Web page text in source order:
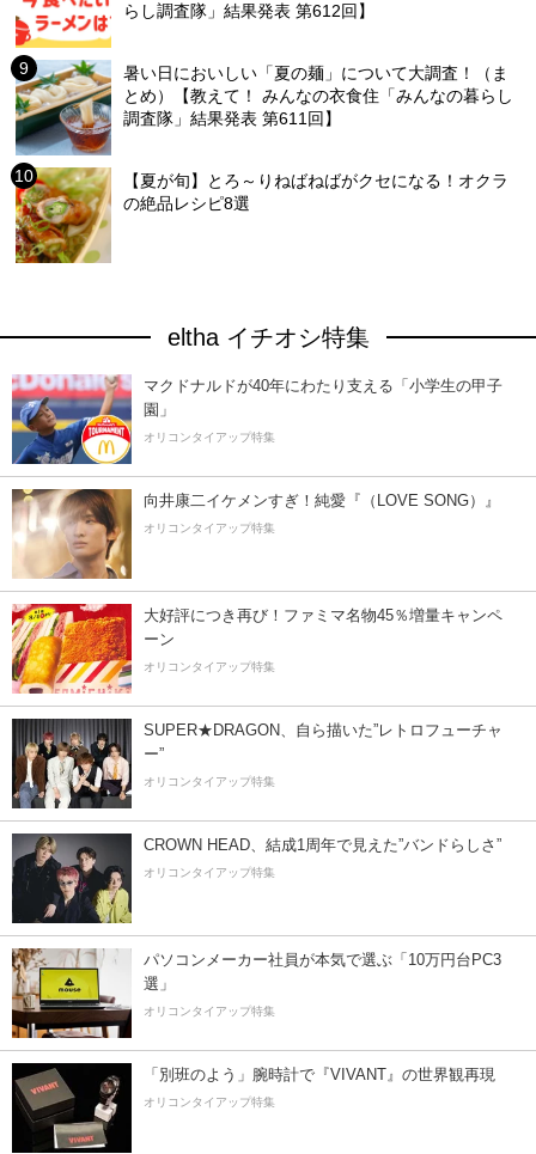
らし調査隊」結果発表 第612回】
暑い日においしい「夏の麺」について大調査！（ま
とめ）【教えて！ みんなの衣食住「みんなの暮らし
調査隊」結果発表 第611回】
【夏が旬】とろ～りねばねばがクセになる！オクラ
の絶品レシピ8選
eltha イチオシ特集
マクドナルドが40年にわたり支える「小学生の甲子
園」
オリコンタイアップ特集
向井康二イケメンすぎ！純愛『（LOVE SONG）』
オリコンタイアップ特集
大好評につき再び！ファミマ名物45％増量キャンペ
ーン
オリコンタイアップ特集
SUPER★DRAGON、自ら描いた”レトロフューチャ
ー”
オリコンタイアップ特集
CROWN HEAD、結成1周年で見えた”バンドらしさ”
オリコンタイアップ特集
パソコンメーカー社員が本気で選ぶ「10万円台PC3
選」
オリコンタイアップ特集
「別班のよう」腕時計で『VIVANT』の世界観再現
オリコンタイアップ特集